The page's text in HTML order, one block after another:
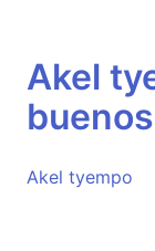
Akel
buenos
Akel tyempo